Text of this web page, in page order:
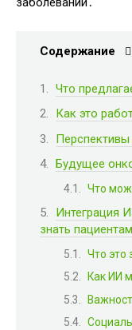
Содержание
Что
Как это
Перспективы
Будущее
Что
Интеграция
знать
Что это
Как ИИ